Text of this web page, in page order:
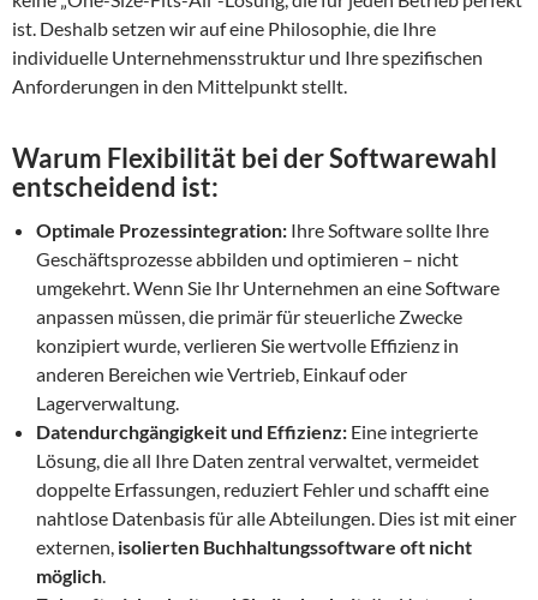
ist. Deshalb setzen wir auf eine Philosophie, die Ihre
individuelle Unternehmensstruktur und Ihre spezifischen
Anforderungen in den Mittelpunkt stellt.
Warum Flexibilität bei der Softwarewahl
entscheidend ist:
Optimale Prozessintegration: Ihre Software sollte Ihre
Geschäftsprozesse abbilden und optimieren – nicht
umgekehrt. Wenn Sie Ihr Unternehmen an eine Software
anpassen müssen, die primär für steuerliche Zwecke
konzipiert wurde, verlieren Sie wertvolle Effizienz in
anderen Bereichen wie Vertrieb, Einkauf oder
Lagerverwaltung.
Datendurchgängigkeit und Effizienz: Eine integrierte
Lösung, die all Ihre Daten zentral verwaltet, vermeidet
doppelte Erfassungen, reduziert Fehler und schafft eine
nahtlose Datenbasis für alle Abteilungen. Dies ist mit einer
externen, isolierten Buchhaltungssoftware oft nicht
möglich